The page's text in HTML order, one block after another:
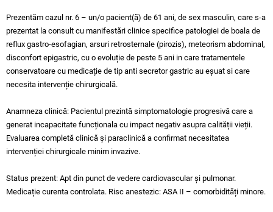
Prezentăm cazul nr. 6 – un/o pacient(ă) de 61 ani, de sex masculin, care s-a
prezentat la consult cu manifestări clinice specifice patologiei de boala de
reflux gastro-esofagian, arsuri retrosternale (pirozis), meteorism abdominal,
disconfort epigastric, cu o evoluție de peste 5 ani in care tratamentele
conservatoare cu medicație de tip anti secretor gastric au eșuat si care
necesita intervenție chirurgicală.
Anamneza clinică: Pacientul prezintă simptomatologie progresivă care a
generat incapacitate funcționala cu impact negativ asupra calității vieții.
Evaluarea completă clinică și paraclinică a confirmat necesitatea
intervenției chirurgicale minim invazive.
Status prezent: Apt din punct de vedere cardiovascular și pulmonar.
Medicație curenta controlata. Risc anestezic: ASA II – comorbidități minore.